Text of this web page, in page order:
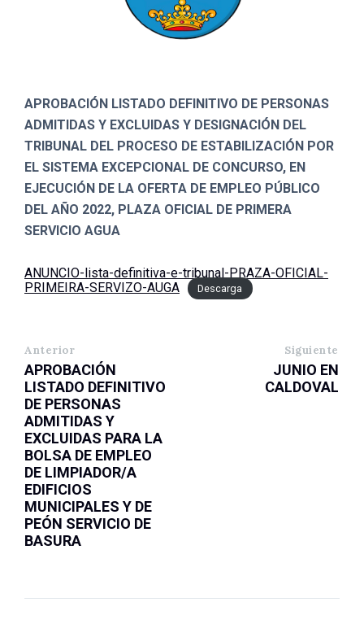
APROBACIÓN LISTADO DEFINITIVO DE PERSONAS
ADMITIDAS Y EXCLUIDAS Y DESIGNACIÓN DEL
TRIBUNAL DEL PROCESO DE ESTABILIZACIÓN POR
EL SISTEMA EXCEPCIONAL DE CONCURSO, EN
EJECUCIÓN DE LA OFERTA DE EMPLEO PÚBLICO
DEL AÑO 2022, PLAZA OFICIAL DE PRIMERA
SERVICIO AGUA
ANUNCIO-lista-definitiva-e-tribunal-PRAZA-OFICIAL-
PRIMEIRA-SERVIZO-AUGA
Descarga
Anterior
APROBACIÓN
LISTADO DEFINITIVO
DE PERSONAS
ADMITIDAS Y
EXCLUIDAS PARA LA
BOLSA DE EMPLEO
DE LIMPIADOR/A
EDIFICIOS
MUNICIPALES Y DE
PEÓN SERVICIO DE
BASURA
Siguiente
JUNIO EN
CALDOVAL